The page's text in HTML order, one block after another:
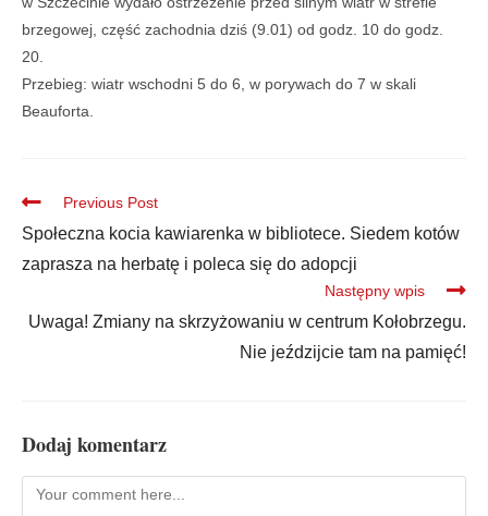
brzegowej, część zachodnia dziś (9.01) od godz. 10 do godz.
20.
Przebieg: wiatr wschodni 5 do 6, w porywach do 7 w skali
Beauforta.
Previous Post
Społeczna kocia kawiarenka w bibliotece. Siedem kotów
zaprasza na herbatę i poleca się do adopcji
Następny wpis
Uwaga! Zmiany na skrzyżowaniu w centrum Kołobrzegu.
Nie jeździjcie tam na pamięć!
Dodaj komentarz